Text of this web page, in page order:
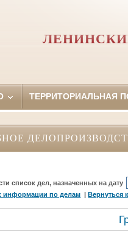
ТЕРРИТОРИАЛЬНАЯ
список дел, назначенных на дату
информации по делам |Вернуться